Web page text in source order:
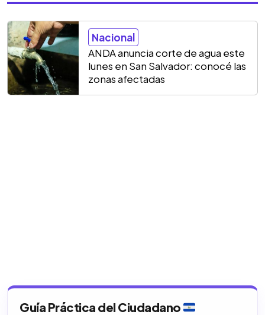
Nacional
ANDA anuncia corte de agua este
lunes en San Salvador: conocé las
zonas afectadas
Guía Práctica del Ciudadano